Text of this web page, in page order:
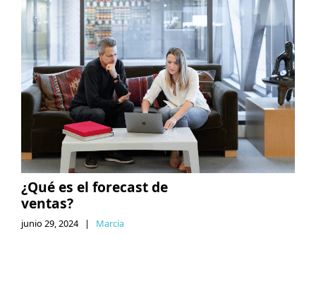
¿Qué es el forecast de
ventas?
junio 29, 2024 | Marcia